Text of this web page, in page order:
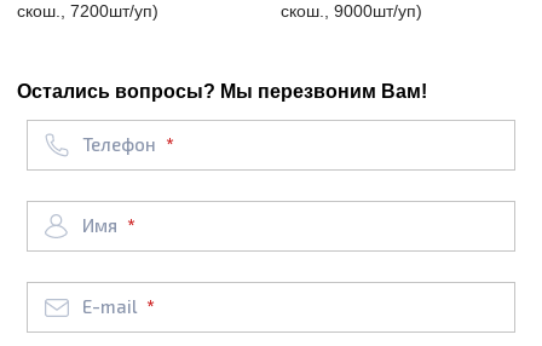
скош., 7200шт/уп)
скош., 9000шт/уп)
Остались вопросы? Мы перезвоним Вам!
Телефон
Имя
E-mail